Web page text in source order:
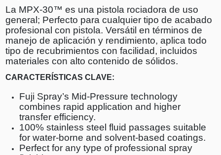
La MPX-30™ es una pistola rociadora de uso
general; Perfecto para cualquier tipo de acabado
profesional con pistola. Versátil en términos de
manejo de aplicación y rendimiento, aplica todo
tipo de recubrimientos con facilidad, incluidos
materiales con alto contenido de sólidos.
CARACTERÍSTICAS CLAVE:
Fuji Spray’s Mid-Pressure technology
combines rapid application and higher
transfer efficiency.
100% stainless steel fluid passages suitable
for water-borne and solvent-based coatings.
Perfect for any type of professional spray